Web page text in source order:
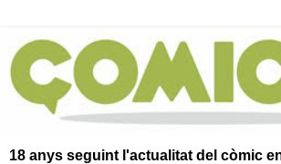
18 anys seguint l'actualitat del còmic